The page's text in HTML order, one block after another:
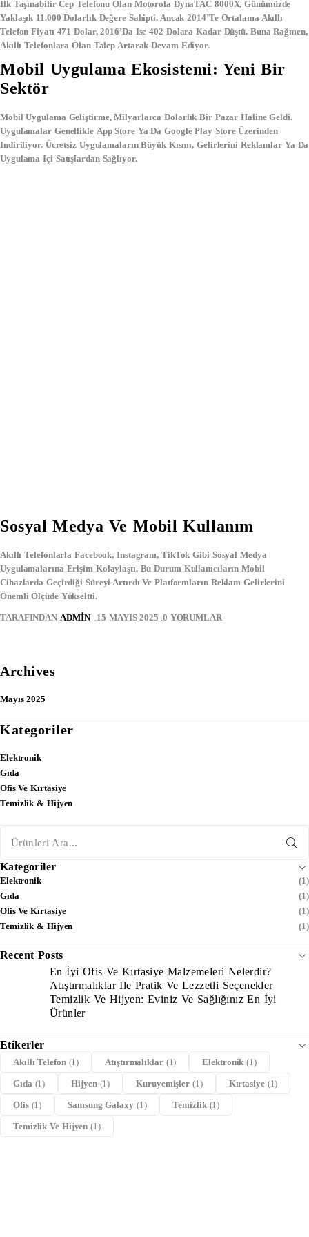
İlk Taşınabilir Cep Telefonu Olan Motorola DynaTAC 8000X, Günümüzde
Yaklaşık 11.000 Dolarlık Değere Sahipti. Ancak2014’te Ortalama Akıllı
Telefon Fiyatı471 Dolar, 2016’da Ise 402 Dolara Kadar Düştü. Buna Rağmen,
Akıllı Telefonlara Olan Talep Artarak Devam Ediyor.
Mobil Uygulama Ekosistemi: Yeni Bir
Sektör
Mobil Uygulama Geliştirme, Milyarlarca Dolarlık Bir Pazar Haline Geldi.
Uygulamalar Genellikle App StoreYa DaGoogle Play StoreÜzerinden
Indiriliyor. Ücretsiz Uygulamaların Büyük Kısmı, Gelirlerini Reklamlar Ya Da
Uygulama Içi Satışlardan Sağlıyor.
Sosyal Medya Ve Mobil Kullanım
Akıllı Telefonlarla Facebook,Instagram, TikTok Gibi Sosyal Medya
Uygulamalarına Erişim Kolaylaştı. Bu Durum Kullanıcıların Mobil
Cihazlarda Geçirdiği Süreyi Artırdı Ve Platformların Reklam Gelirlerini
Önemli Ölçüde Yükseltti.
TARAFINDAN ADMIN 15 MAYIS 2025 0 YORUMLAR
Archives
Mayıs 2025
Kategoriler
Elektronik
Gıda
Ofis Ve Kırtasiye
Temizlik & Hijyen
Kategoriler
Elektronik
(1)
Gıda
(1)
Ofis Ve Kırtasiye
(1)
Temizlik & Hijyen
(1)
Recent Posts
En İyi Ofis Ve Kırtasiye Malzemeleri Nelerdir?
Atıştırmalıklar Ile Pratik Ve Lezzetli Seçenekler
Temizlik Ve Hijyen: Eviniz Ve Sağlığınız En İyi
Ürünler
Etikerler
Akıllı Telefon(1) Atıştırmalıklar(1) Elektronik (1)
Gıda (1) Hijyen(1) Kuruyemişler (1) Kırtasiye(1)
Ofis(1) Samsung Galaxy (1) Temizlik(1)
Temizlik Ve Hijyen (1)